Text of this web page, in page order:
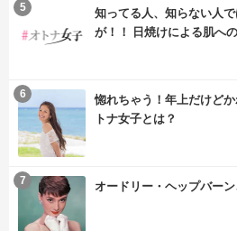
知ってる人、知らない人
が！！ 日焼けによる肌へ
5
惚れちゃう！年上だけど
トナ女子とは？
6
オードリー・ヘップバーン
7